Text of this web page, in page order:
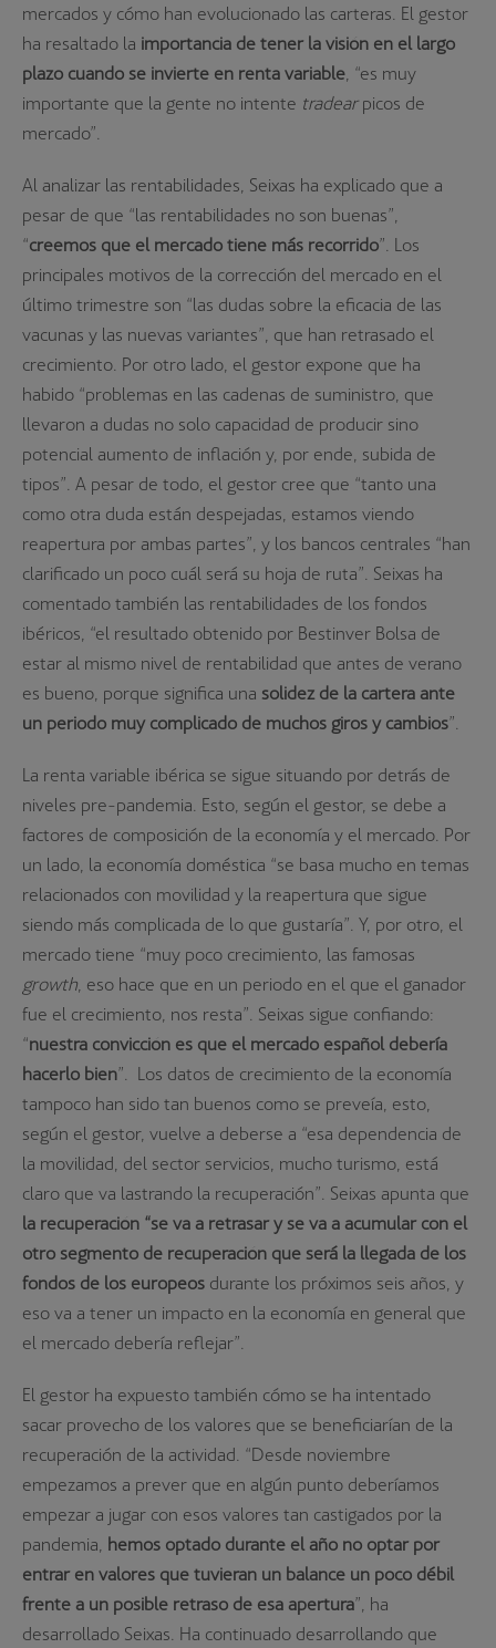
mercados y cómo han evolucionado las carteras. El gestor
ha resaltado la importancia de tener la visión en el largo
plazo cuando se invierte en renta variable, “es muy
importante que la gente no intente tradearpicos de
mercado”.
Al analizar las rentabilidades, Seixas ha explicado que a
pesar de que “las rentabilidades no son buenas”,
“creemos que el mercado tiene más recorrido”. Los
principales motivos de la corrección del mercado en el
último trimestre son “las dudas sobre la eficacia de las
vacunas y las nuevas variantes”, que han retrasado el
crecimiento. Por otro lado, el gestor expone que ha
habido “problemas en las cadenas de suministro, que
llevaron a dudas no solo capacidad de producir sino
potencial aumento de inflación y, por ende, subida de
tipos”. A pesar de todo, el gestor cree que “tanto una
como otra duda están despejadas, estamos viendo
reapertura por ambas partes”, y los bancos centrales “han
clarificado un poco cuál será su hoja de ruta”. Seixas ha
comentado también las rentabilidades de los fondos
ibéricos, “el resultado obtenido por Bestinver Bolsa de
estar al mismo nivel de rentabilidad que antes de verano
es bueno, porque significa una solidez de la cartera ante
un periodo muy complicado de muchos giros y cambios”.
La renta variable ibérica se sigue situando por detrás de
niveles pre-pandemia. Esto, según el gestor, se debe a
factores de composición de la economía y el mercado. Por
un lado, la economía doméstica “se basa mucho en temas
relacionados con movilidad y la reapertura que sigue
siendo más complicada de lo que gustaría”. Y, por otro, el
mercado tiene “muy poco crecimiento, las famosas
growth, eso hace que en un periodo en el que el ganador
fue el crecimiento, nos resta”. Seixas sigue confiando:
“nuestra convicción es que el mercado español debería
hacerlo bien”. Los datos de crecimiento de la economía
tampoco han sido tan buenos como se preveía, esto,
según el gestor, vuelve a deberse a “esa dependencia de
la movilidad, del sector servicios, mucho turismo, está
claro que va lastrando la recuperación”. Seixas apunta que
la recuperación “se va a retrasar y se va a acumular con el
otro segmento de recuperación que será la llegada de los
fondos de los europeos durante los próximos seis años, y
eso va a tener un impacto en la economía en general que
el mercado debería reflejar”.
El gestor ha expuesto también cómo se ha intentado
sacar provecho de los valores que se beneficiarían de la
recuperación de la actividad. “Desde noviembre
empezamos a prever que en algún punto deberíamos
empezar a jugar con esos valores tan castigados por la
pandemia, hemos optado durante el año no optar por
entrar en valores que tuvieran un balance un poco débil
frente a un posible retraso de esa apertura”, ha
desarrollado Seixas. Ha continuado desarrollando que